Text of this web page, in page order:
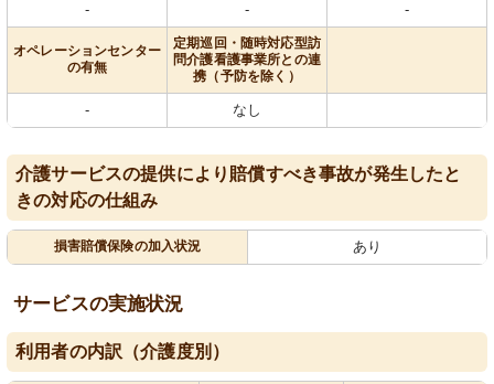
- - -
オペレーションセンター
の有無
定期巡回・随時対応型訪
問介護看護事業所との連
携（予防を除く）
- なし
介護サービスの提供により賠償すべき事故が発生したと
きの対応の仕組み
損害賠償保険の加入状況 あり
サービスの実施状況
利用者の内訳（介護度別）